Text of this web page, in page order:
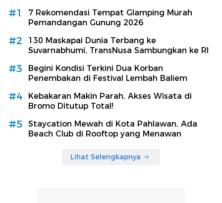
#1
7 Rekomendasi Tempat Glamping Murah
Pemandangan Gunung 2026
#2
130 Maskapai Dunia Terbang ke
Suvarnabhumi, TransNusa Sambungkan ke RI
#3
Begini Kondisi Terkini Dua Korban
Penembakan di Festival Lembah Baliem
#4
Kebakaran Makin Parah, Akses Wisata di
Bromo Ditutup Total!
#5
Staycation Mewah di Kota Pahlawan, Ada
Beach Club di Rooftop yang Menawan
Lihat Selengkapnya